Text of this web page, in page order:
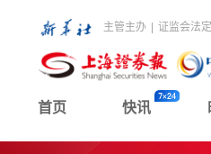
主管主办 证监会法
首页 快讯